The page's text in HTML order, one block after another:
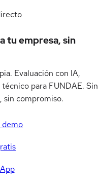
tu empresa, sin
Evaluación con IA,
para FUNDAE. Sin
sin compromiso.
demo